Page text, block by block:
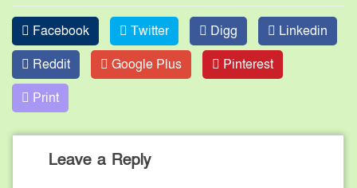
Facebook Twitter Digg
Linkedin
Reddit
Google Plus
Pinterest
Print
Leave a Reply